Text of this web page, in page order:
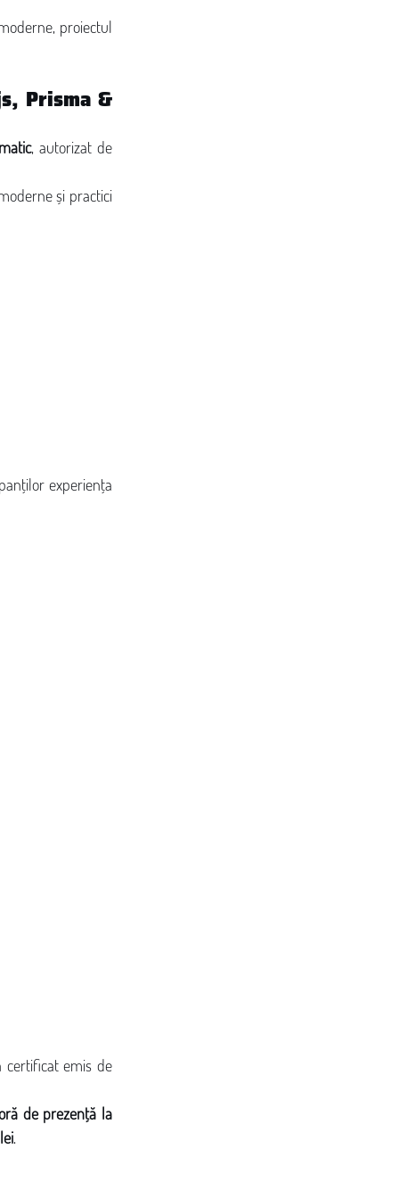
proiectul
Prisma &
, autorizat de
și practici
experiența
emis de
de prezență la
.